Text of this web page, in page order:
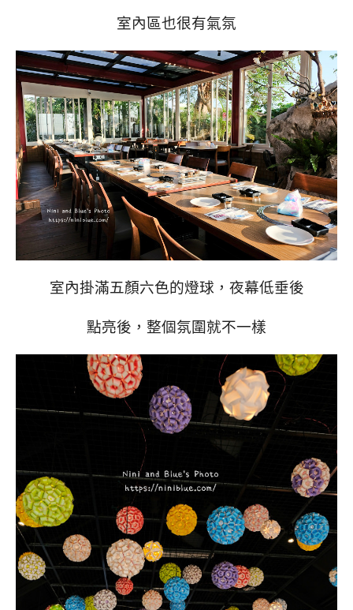
室內區也很有氣氛
室內掛滿五顏六色的燈球，夜幕低垂後
點亮後，整個氛圍就不一樣